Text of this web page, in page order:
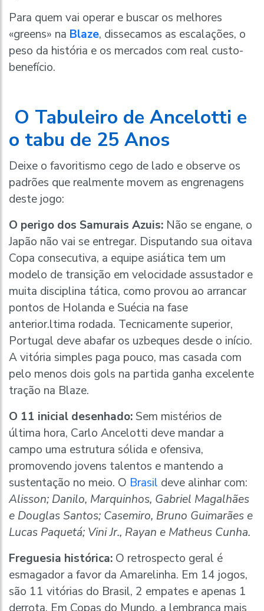
Para quem vai operar e buscar os melhores
«greens» na Blaze, dissecamos as escalações, o
peso da história e os mercados com real custo-
benefício.
O Tabuleiro de Ancelotti e
o tabu de 25 Anos
Deixe o favoritismo cego de lado e observe os
padrões que realmente movem as engrenagens
deste jogo:
O perigo dos Samurais Azuis: Não se engane, o
Japão não vai se entregar. Disputando sua oitava
Copa consecutiva, a equipe asiática tem um
modelo de transição em velocidade assustador e
muita disciplina tática, como provou ao arrancar
pontos de Holanda e Suécia na fase
anterior.ltima rodada. Tecnicamente superior,
Portugal deve abafar os uzbeques desde o início.
A vitória simples paga pouco, mas casada com
pelo menos dois gols na partida ganha excelente
tração na Blaze.
O 11 inicial desenhado: Sem mistérios de
última hora, Carlo Ancelotti deve mandar a
campo uma estrutura sólida e ofensiva,
promovendo jovens talentos e mantendo a
sustentação no meio. O Brasil deve alinhar com:
Alisson; Danilo, Marquinhos, Gabriel Magalhães
e Douglas Santos; Casemiro, Bruno Guimarães e
Lucas Paquetá; Vini Jr., Rayan e Matheus Cunha.
Freguesia histórica: O retrospecto geral é
esmagador a favor da Amarelinha. Em 14 jogos,
são 11 vitórias do Brasil, 2 empates e apenas 1